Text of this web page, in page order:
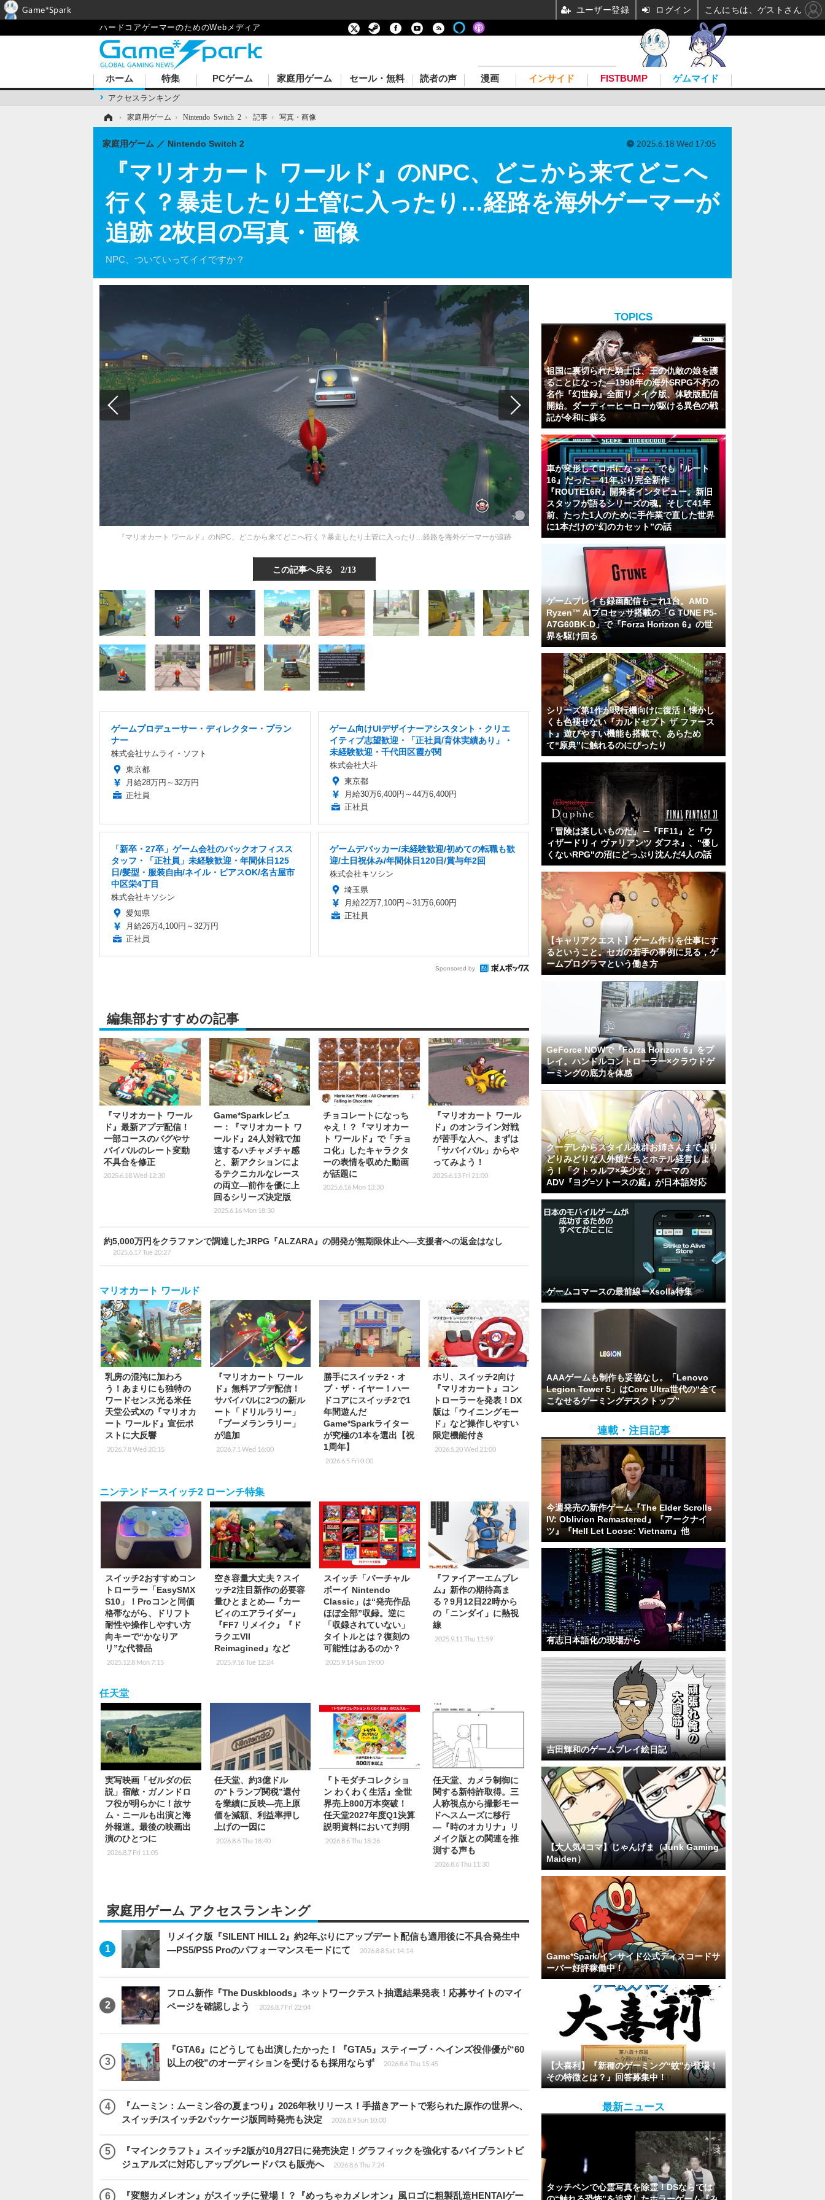
ハードコアゲーマーのためのWebメディア
ホーム
アクセスランキング
特集 PCゲーム 家庭用ゲーム セール・無料 読者の声 漫画 インサイド FISTBUMP ゲムマイド
› 家庭用ゲーム › Nintendo Switch 2 › 記事 › 写真・画像
『マリオカート ワールド』のNPC、どこから来てどこへ
行く？暴走したり土管に入ったり…経路を海外ゲーマーが
追跡 2枚目の写真・画像
NPC、ついていってイイですか？
家庭用ゲーム Nintendo Switch 2 2025.6.18 Wed 17:05
『マリオカート ワールド』のNPC、どこから来てどこへ行く？暴走したり土管に入ったり…経路を海外ゲーマーが追跡
この記事へ戻る 2/13
ゲームプロデューサー・ディレクター・プラン
ナー
株式会社サムライ・ソフト
東京都
月給28万円～32万円
正社員
ゲーム向けUIデザイナーアシスタント・クリエ
イティブ志望歓迎・「正社員/育休実績あり」・
未経験歓迎・千代田区霞が関
株式会社大斗
東京都
月給30万6,400円～44万6,400円
正社員
「新卒・27卒」ゲーム会社のバックオフィスス
タッフ・「正社員」未経験歓迎・年間休日125
日/髪型・服装自由/ネイル・ピアスOK/名古屋市
中区栄4丁目
株式会社キソシン
愛知県
月給26万4,100円～32万円
正社員
ゲームデバッカー/未経験歓迎/初めての転職も歓
迎/土日祝休み/年間休日120日/賞与年2回
株式会社キソシン
埼玉県
月給22万7,100円～31万6,600円
正社員
Sponsored by
編集部おすすめの記事
『マリオカート ワール
ド』最新アプデ配信！
一部コースのバグやサ
バイバルのレート変動
不具合を修正
2025.6.18 Wed 12:30
Game*Sparkレビュ
ー：『マリオカート ワ
ールド』24人対戦で加
速するハチャメチャ感
と、新アクションによ
るテクニカルなレース
の両立―前作を優に上
回るシリーズ決定版
2025.6.16 Mon 18:30
チョコレートになっち
ゃえ！？『マリオカー
ト ワールド』で「チョ
コ化」したキャラクタ
ーの表情を収めた動画
が話題に
2025.6.16 Mon 13:30
『マリオカート ワール
ド』のオンライン対戦
が苦手な人へ、まずは
「サバイバル」からや
ってみよう！
2025.6.13 Fri 21:00
約5,000万円をクラファンで調達したJRPG『ALZARA』の開発が無期限休止へ―支援者への返金はなし
2025.6.17 Tue 20:27
マリオカート ワールド
乳房の混沌に加わろ
う！あまりにも独特の
ワードセンス光る米任
天堂公式Xの『マリオカ
ート ワールド』宣伝ポ
ストに大反響
2026.7.8 Wed 20:15
『マリオカート ワール
ド』無料アプデ配信！
サバイバルに2つの新ル
ート「ドリルラリー」
「ブーメランラリー」
が追加
2026.7.1 Wed 16:00
勝手にスイッチ2・オ
ブ・ザ・イヤー！ハー
ドコアにスイッチ2で1
年間遊んだ
Game*Sparkライター
が究極の1本を選出【祝
1周年】
2026.6.5 Fri 0:00
ホリ、スイッチ2向け
『マリオカート』コン
トローラーを発表！DX
版は「ウイニングモー
ド」など操作しやすい
限定機能付き
2026.5.20 Wed 21:00
ニンテンドースイッチ2 ローンチ特集
スイッチ2おすすめコン
トローラー「EasySMX
S10」！Proコンと同価
格帯ながら、ドリフト
耐性や操作しやすい方
向キーで“かなりア
リ”な代替品
2025.12.8 Mon 7:15
空き容量大丈夫？スイ
ッチ2注目新作の必要容
量ひとまとめ―『カー
ビィのエアライダー』
『FF7 リメイク』『ド
ラクエVII
Reimagined』など
2025.9.16 Tue 12:24
スイッチ「バーチャル
ボーイ Nintendo
Classic」は“発売作品
ほぼ全部”収録。逆に
「収録されていない」
タイトルとは？復刻の
可能性はあるのか？
2025.9.14 Sun 19:00
『ファイアーエムブレ
ム』新作の期待高ま
る？9月12日22時から
の「ニンダイ」に熱視
線
2025.9.11 Thu 11:59
任天堂
実写映画「ゼルダの伝
説」宿敵・ガノンドロ
フ役が明らかに！故サ
ム・ニールも出演と海
外報道。最後の映画出
演のひとつに
2026.8.7 Fri 11:05
任天堂、約3億ドル
の“トランプ関税”還付
を業績に反映―売上原
価を減額、利益率押し
上げの一因に
2026.8.6 Thu 18:40
『トモダチコレクショ
ン わくわく生活』全世
界売上800万本突破！
任天堂2027年度Q1決算
説明資料において判明
2026.8.6 Thu 18:26
任天堂、カメラ制御に
関する新特許取得。三
人称視点から撮影モー
ドへスムーズに移行
―『時のオカリナ』リ
メイク版との関連を推
測する声も
2026.8.6 Thu 11:30
家庭用ゲーム アクセスランキング
リメイク版『SILENT HILL 2』約2年ぶりにアップデート配信も適用後に不具合発生中
―PS5/PS5 Proのパフォーマンスモードにて
2026.8.8 Sat 14:14
フロム新作『The Duskbloods』ネットワークテスト抽選結果発表！応募サイトのマイ
ページを確認しよう
2026.8.7 Fri 22:04
『GTA6』にどうしても出演したかった！『GTA5』スティーブ・ヘインズ役俳優が“60
以上の役”のオーディションを受けるも採用ならず
2026.8.6 Thu 15:45
『ムーミン：ムーミン谷の夏まつり』2026年秋リリース！手描きアートで彩られた原作の世界へ、
スイッチ/スイッチ2パッケージ版同時発売も決定
2026.8.9 Sun 10:00
『マインクラフト』スイッチ2版が10月27日に発売決定！グラフィックを強化するバイブラントビ
ジュアルズに対応しアップグレードパスも販売へ
2026.8.6 Thu 7:24
『変態カメレオン』がスイッチに登場！？『めっちゃカメレオン』風ロゴに粗製乱造HENTAIゲー
TOPICS
祖国に裏切られた騎士は、王の仇敵の娘を護
ることになった―1998年の海外SRPG不朽の
名作『幻世録』全面リメイク版、体験版配信
開始。ダーティーヒーローが駆ける異色の戦
記が令和に蘇る
車が変形してロボになった、でも『ルート
16』だった―41年ぶり完全新作
『ROUTE16R』開発者インタビュー。新旧
スタッフが語るシリーズの魂。そして41年
前、たった1人のために手作業で直した世界
に1本だけの“幻のカセット”の話
ゲームプレイも録画配信もこれ1台。AMD
Ryzen™ AIプロセッサ搭載の「G TUNE P5-
A7G60BK-D」で『Forza Horizon 6』の世
界を駆け回る
シリーズ第1作が現行機向けに復活！懐かし
くも色褪せない『カルドセプト ザ ファース
ト』遊びやすい機能も搭載で、あらため
て“原典”に触れるのにぴったり
「冒険は楽しいものだ」 ─『FF11』と『ウ
ィザードリィ ヴァリアンツ ダフネ』、"優し
くないRPG"の沼にどっぷり沈んだ4人の話
【キャリアクエスト】ゲーム作りを仕事にす
るということ。セガの若手の事例に見る，ゲ
ームプログラマという働き方
GeForce NOWで『Forza Horizon 6』をプ
レイ。ハンドルコントローラー×クラウドゲ
ーミングの底力を体感
クーデレからスタイル抜群お姉さんまでより
どりみどりな人外娘たちとホテル経営しよ
う！「クトゥルフ×美少女」テーマの
ADV『ヨグ=ソトースの庭』が日本語対応
ゲームコマースの最前線ーXsolla特集
AAAゲームも制作も妥協なし。「Lenovo
Legion Tower 5」はCore Ultra世代の“全て
こなせるゲーミングデスクトップ”
連載・注目記事
今週発売の新作ゲーム『The Elder Scrolls
IV: Oblivion Remastered』『アークナイ
ツ』『Hell Let Loose: Vietnam』他
有志日本語化の現場から
吉田輝和のゲームプレイ絵日記
【大人気4コマ】じゃんげま（Junk Gaming
Maiden）
Game*Spark/インサイド公式ディスコードサ
ーバー好評稼働中！
【大喜利】『新種のゲーミング“蚊”が登場！
その特徴とは？』回答募集中！
最新ニュース
タッチペンで心霊写真を除霊！DSならでは
Game*Spark ユーザー登録 ログイン こんにちは、ゲストさん